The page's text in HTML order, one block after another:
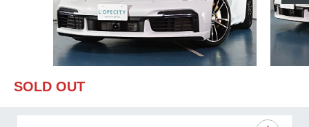
SOLD OUT